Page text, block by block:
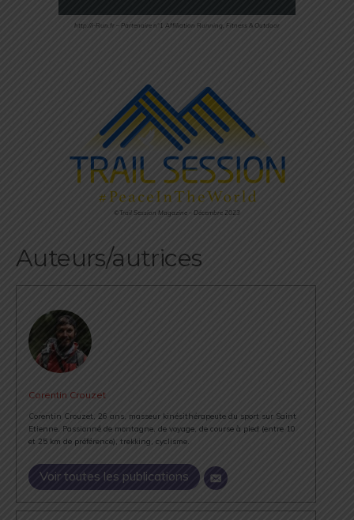
http://i-Run.fr – Partenaire n°1 Affiliation Running, Fitness & Outdoor
©Trail Session Magazine – Décembre 2023
Auteurs/autrices
Corentin Crouzet
Corentin Crouzet, 26 ans, masseur kinésithérapeute du sport sur Saint
Etienne. Passionné de montagne, de voyage, de course à pied (entre 10
et 25 km de préférence), trekking, cyclisme.
Voir toutes les publications